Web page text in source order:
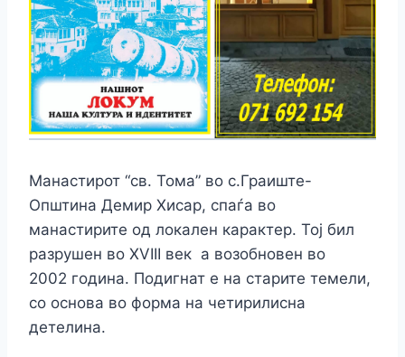
Манастирот “св. Тома” во с.Граиште-
Општина Демир Хисар, спаѓа во
манастирите од локален карактер. Тој бил
разрушен во XVIII век а возобновен во
2002 година. Подигнат е на старите темели,
со основа во форма на четирилисна
детелина.